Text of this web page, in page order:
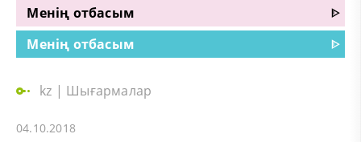
Менің отбасым
ᐈ
Менің отбасым
ᐈ
kz | Шығармалар
04.10.2018